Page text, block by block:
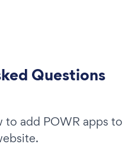
Questions
to add POWR apps to